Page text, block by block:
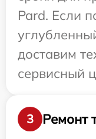
Pard. Если
доставим
сервисный
3
Ремонт